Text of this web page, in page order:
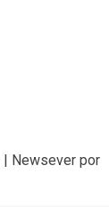
| Newseverpor